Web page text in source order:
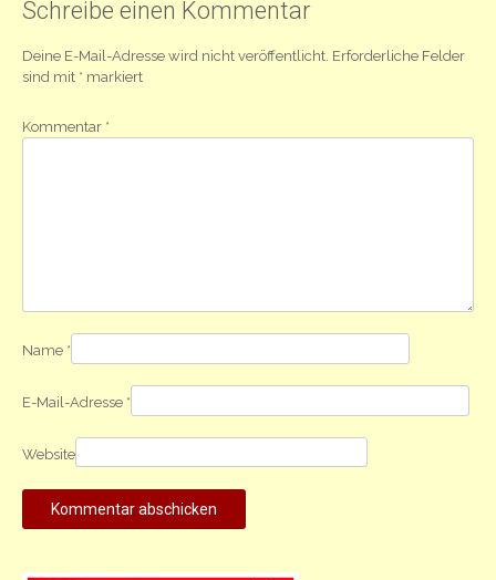
Schreibe einen Kommentar
Deine E-Mail-Adresse wird nicht veröffentlicht. Erforderliche Felder
sind mit * markiert
Kommentar *
Name *
E-Mail-Adresse *
Website